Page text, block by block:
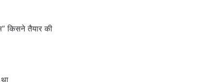
किसने तैयार की